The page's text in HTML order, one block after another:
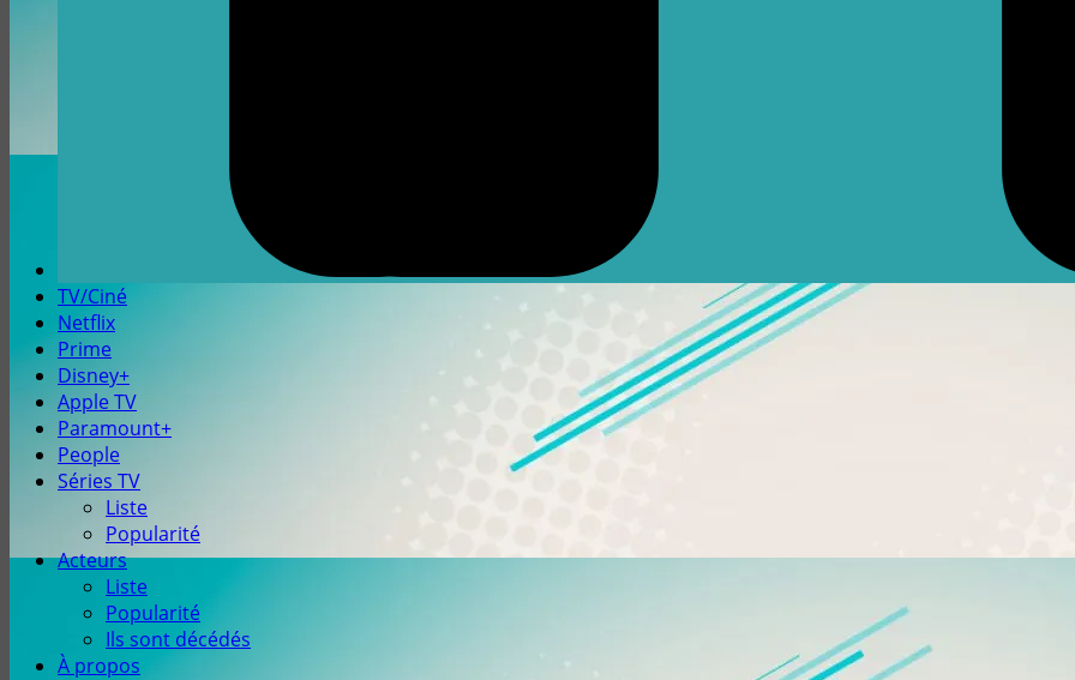
TV/Ciné
Netflix
Prime
Disney+
Apple TV
Paramount+
People
Séries TV
Liste
Popularité
Acteurs
Liste
Popularité
Ils sont décédés
À propos